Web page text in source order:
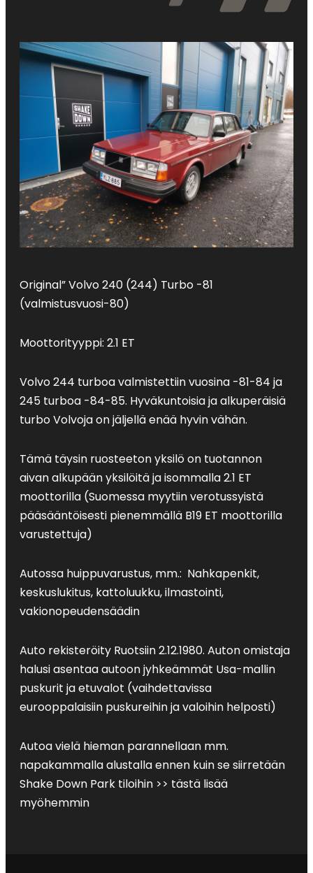
Original” Volvo 240 (244) Turbo -81
(valmistusvuosi-80)
Moottorityyppi: 2.1 ET
Volvo 244 turboa valmistettiin vuosina -81-84 ja
245 turboa -84-85. Hyväkuntoisia ja alkuperäisiä
turbo Volvoja on jäljellä enää hyvin vähän.
Tämä täysin ruosteeton yksilö on tuotannon
aivan alkupään yksilöitä ja isommalla 2.1 ET
moottorilla (Suomessa myytiin verotussyistä
pääsääntöisesti pienemmällä B19 ET moottorilla
varustettuja)
Autossa huippuvarustus, mm.: Nahkapenkit,
keskuslukitus, kattoluukku, ilmastointi,
vakionopeudensäädin
Auto rekisteröity Ruotsiin 2.12.1980. Auton omistaja
halusi asentaa autoon jyhkeämmät Usa-mallin
puskurit ja etuvalot (vaihdettavissa
eurooppalaisiin puskureihin ja valoihin helposti)
Autoa vielä hieman parannellaan mm.
napakammalla alustalla ennen kuin se siirretään
Shake Down Park tiloihin >> tästä lisää
myöhemmin